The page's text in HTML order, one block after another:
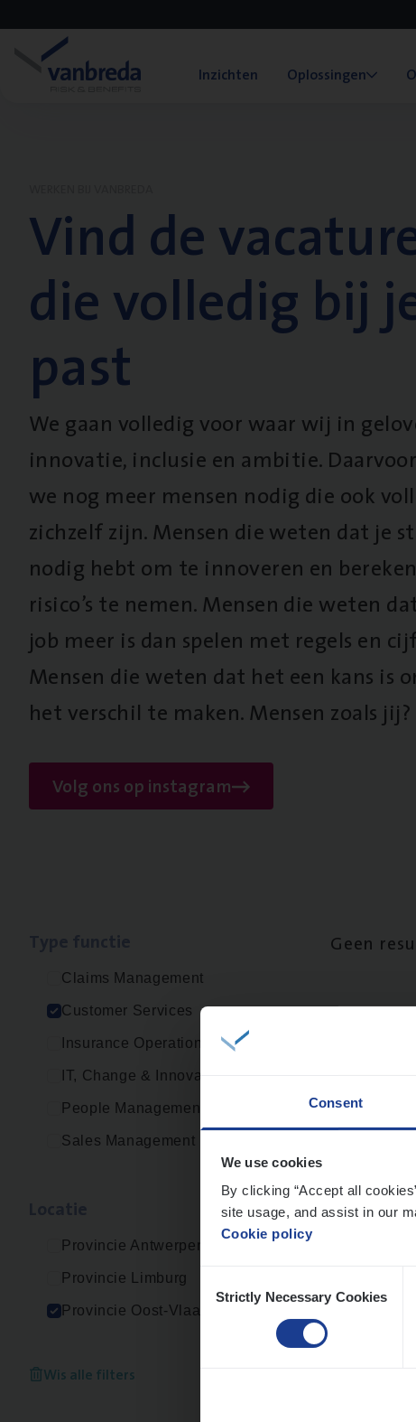
Consent
We use cookies
By clicking “Accept all
site usage, and assist in our
Cookie policy
Selection
Strictly Necessary Cookies
Inzichten Oplossingen
Vind de
die volledig bij
past
We gaan volledig voor waar wij in
innovatie, inclusie en ambitie.
we nog meer mensen nodig die ook
zichzelf zijn. Mensen die weten dat je
nodig hebt om te innoveren en
risico’s te nemen. Mensen die weten
job meer is dan spelen met regels en
Mensen die weten dat het een kans is
het verschil te maken. Mensen zoals jij?
Volg ons op instagram
Claims Management
Customer Services
Insurance Operations
IT, Change & Innovation
People Management
Sales Management
Provincie Antwerpen
Provincie Limburg
Provincie Oost-Vlaanderen
Wis alle filters
Geen